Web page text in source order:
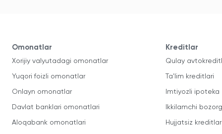
Omonatlar
Xorijiy valyutadagi omonatlar
Yuqori foizli omonatlar
Onlayn omonatlar
Davlat banklari omonatlari
Aloqabank omonatlari
Kreditlar
Qulay
Ta'lim kreditlari
Imtiyozli ipoteka
Ikkilamchi
Hujjatsiz kreditlar